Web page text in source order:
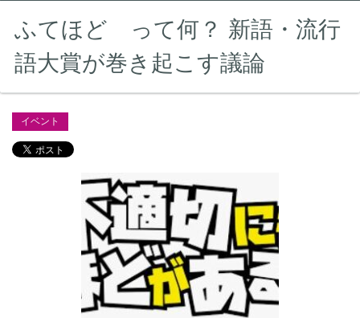
ふてほど って何？ 新語・流行
語大賞が巻き起こす議論
イベント